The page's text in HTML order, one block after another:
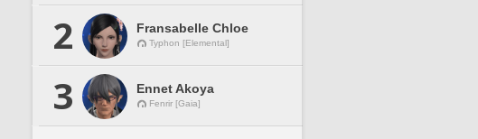
2 Fransabelle Chloe
Typhon [Elemental]
3 Ennet Akoya
Fenrir [Gaia]